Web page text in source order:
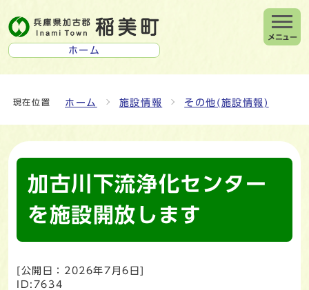
ホーム
メニュー
現在位置 ホーム 施設情報 その他(施設情報)
加古川下流浄化センター
を施設開放します
[公開日： 2026年7月6日]
ID:7634